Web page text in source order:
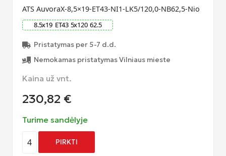
ATS AuvoraX-8,5×19-ET43-NI1-LK5/120,0-NB62,5-Nio
8.5x19 ET43 5x120 62.5
Pristatymas per 5-7 d.d.
Nemokamas pristatymas Vilniaus mieste
Kaina už vnt.
230,82 €
Turime sandėlyje
4 PIRKTI